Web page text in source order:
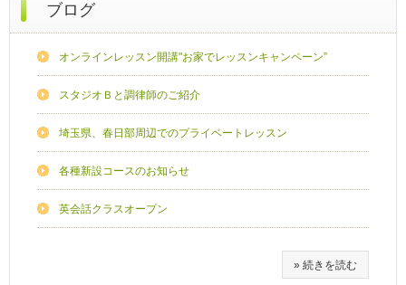
ブログ
オンラインレッスン開講"お家でレッスンキャンペーン”
スタジオＢと調律師のご紹介
埼玉県、春日部周辺でのプライベートレッスン
各種新設コースのお知らせ
英会話クラスオープン
» 続きを読む